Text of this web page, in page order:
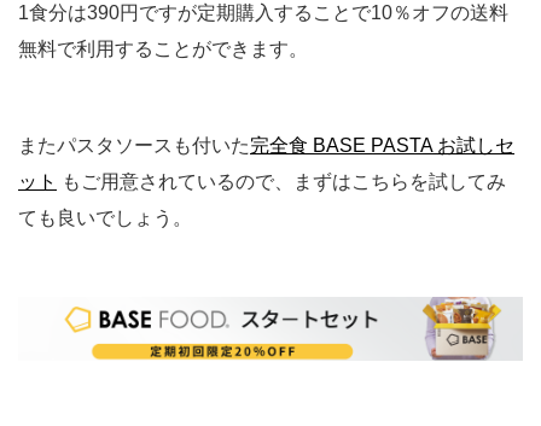
1食分は390円ですが定期購入することで10％オフの送料
無料で利用することができます。
またパスタソースも付いた完全食 BASE PASTA お試しセ
ット
もご用意されているので、まずはこちらを試してみ
ても良いでしょう。